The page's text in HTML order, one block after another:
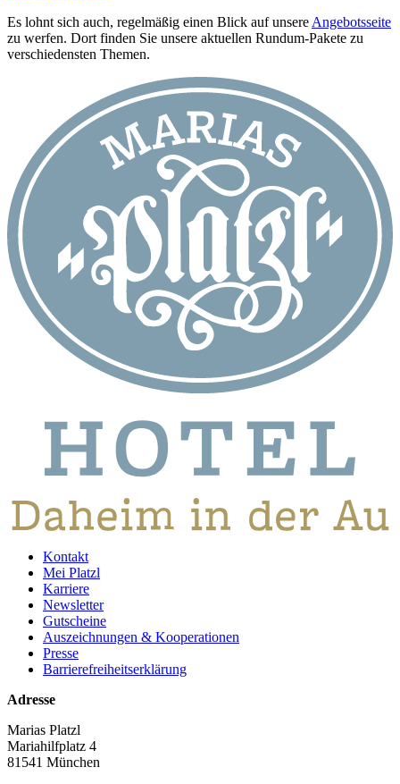
Es lohnt sich auch, regelmäßig einen Blick auf unsere Angebotsseite
zu werfen. Dort finden Sie unsere aktuellen Rundum-Pakete zu
verschiedensten Themen.
Kontakt
Mei Platzl
Karriere
Newsletter
Gutscheine
Auszeichnungen & Kooperationen
Presse
Barrierefreiheitserklärung
Adresse
Marias Platzl
Mariahilfplatz 4
81541 München